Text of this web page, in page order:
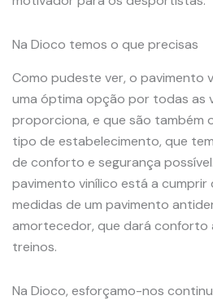
Na Dioco temos o que precisas
Como pudeste ver, o pavimento
uma óptima opção por todas as
proporciona, e que são também
tipo de estabelecimento, que
de conforto e segurança
pavimento vinílico está a
medidas de um pavimento
amortecedor, que dará conforto
treinos.
Na Dioco, esforçamo-nos